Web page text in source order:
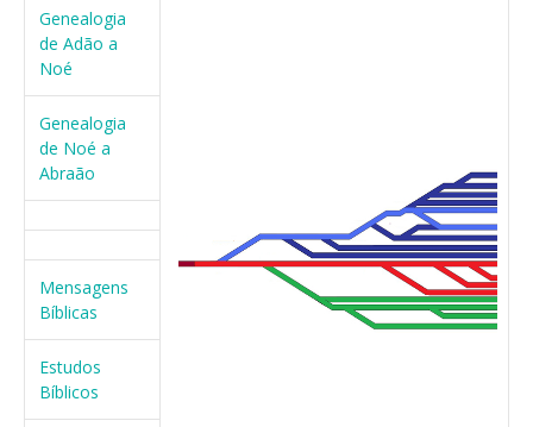
Genealogia
de Adão a
Noé
Genealogia
de Noé a
Abraão
Mensagens
Bíblicas
Estudos
Bíblicos